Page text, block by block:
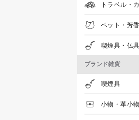
トラベル・
ペット・芳
喫煙具・仏具
ブランド雑貨
喫煙具
小物・革小物